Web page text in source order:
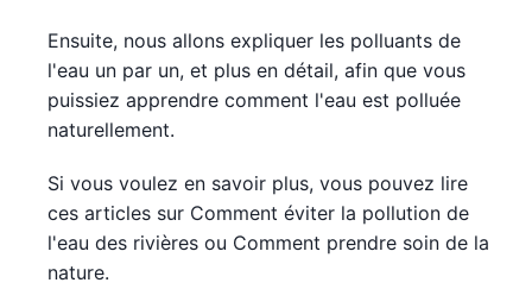
Ensuite, nous allons expliquer les polluants de
l'eau un par un, et plus en détail, afin que vous
puissiez apprendre comment l'eau est polluée
naturellement.
Si vous voulez en savoir plus, vous pouvez lire
ces articles sur Comment éviter la pollution de
l'eau des rivières ou Comment prendre soin de la
nature.